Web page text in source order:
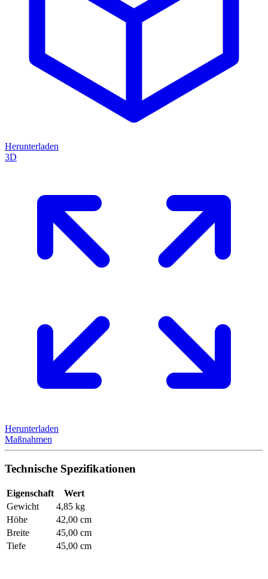
Herunterladen
3D
Herunterladen
Maßnahmen
Technische Spezifikationen
Eigenschaft
Wert
Gewicht
4,85 kg
Höhe
42,00 cm
Breite
45,00 cm
Tiefe
45,00 cm